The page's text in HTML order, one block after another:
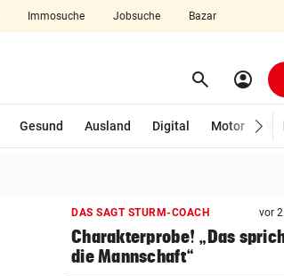
Immosuche Jobsuche Bazar
search Suchen
account_circle
Gesund Ausland Digital Motor
DAS SAGT STURM-COACH vor
Charakterprobe! „Das
die Mannschaft“